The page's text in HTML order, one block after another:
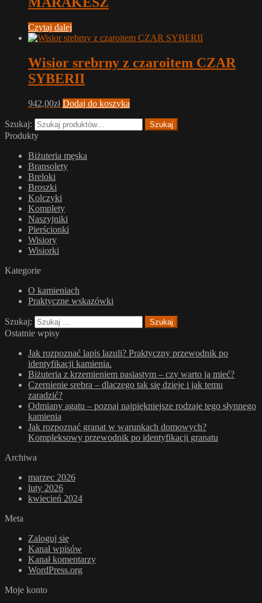
Czytaj dalej
Wisior srebrny z czaroitem CZAR
SYBERII
942,00zł Dodaj do koszyka
Szukaj: Szukaj
Produkty
Biżuteria męska
Bransolety
Breloki
Broszki
Kolczyki
Komplety
Naszyjniki
Pierścionki
Wisiory
Wisiorki
Kategorie
O kamieniach
Praktyczne wskazówki
Szukaj:
Ostatnie wpisy
Jak rozpoznać lapis lazuli? Praktyczny przewodnik po
identyfikacji kamienia.
Biżuteria z krzemieniem pasiastym – czy warto ją mieć?
Czernienie srebra – dlaczego tak się dzieje i jak temu
zaradzić?
Odmiany agatu – poznaj najpiękniejsze rodzaje tego słynnego
kamienia
Jak rozpoznać granat w warunkach domowych?
Kompleksowy przewodnik po identyfikacji granatu
Archiwa
marzec 2026
luty 2026
kwiecień 2024
Meta
Zaloguj się
Kanał wpisów
Kanał komentarzy
WordPress.org
Moje konto